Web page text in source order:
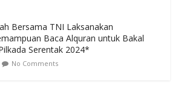
Bersama TNI Laksanakan
Baca Alquran untuk Bakal
Serentak 2024*
No Comments